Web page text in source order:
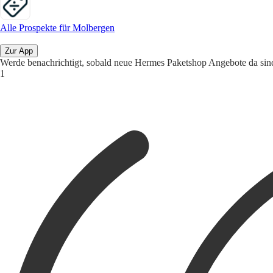
Alle Prospekte für Molbergen
Zur App
Werde benachrichtigt, sobald neue Hermes Paketshop Angebote da